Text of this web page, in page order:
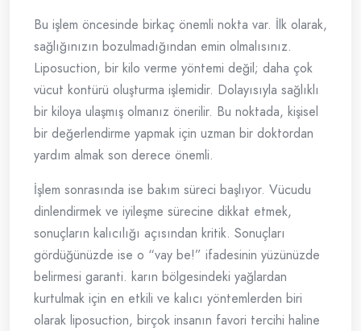
Bu işlem öncesinde birkaç önemli nokta var. İlk olarak,
sağlığınızın bozulmadığından emin olmalısınız.
Liposuction, bir kilo verme yöntemi değil; daha çok
vücut kontürü oluşturma işlemidir. Dolayısıyla sağlıklı
bir kiloya ulaşmış olmanız önerilir. Bu noktada, kişisel
bir değerlendirme yapmak için uzman bir doktordan
yardım almak son derece önemli.
İşlem sonrasında ise bakım süreci başlıyor. Vücudu
dinlendirmek ve iyileşme sürecine dikkat etmek,
sonuçların kalıcılığı açısından kritik. Sonuçları
gördüğünüzde ise o “vay be!” ifadesinin yüzünüzde
belirmesi garanti. karın bölgesindeki yağlardan
kurtulmak için en etkili ve kalıcı yöntemlerden biri
olarak liposuction, birçok insanın favori tercihi haline